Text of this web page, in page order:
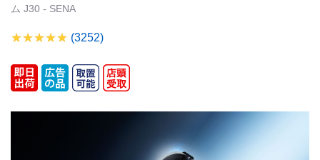
ム J30 - SENA
(3252)